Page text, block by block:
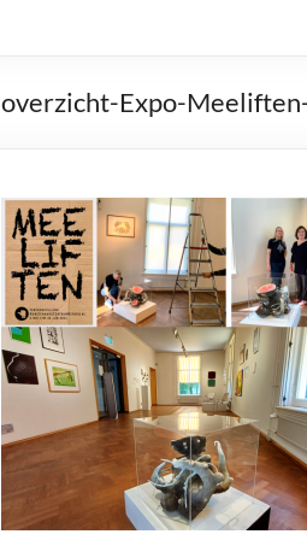
overzicht-Expo-